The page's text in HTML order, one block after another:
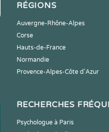
RÉGIONS
Auvergne-Rhône-Alpes
Corse
Hauts-de-France
Normandie
Provence-Alpes-Côte d'Azur
RECHERCHES
Psychologue à Paris